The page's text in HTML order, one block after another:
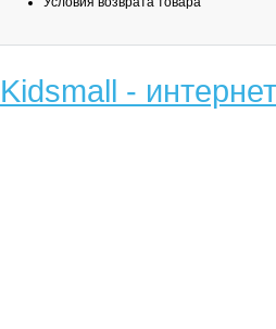
Kidsmall -